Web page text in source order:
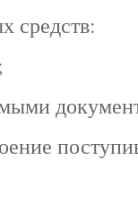
средств: